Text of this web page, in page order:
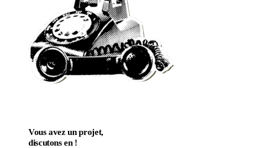
Vous avez un projet,
discutons en !